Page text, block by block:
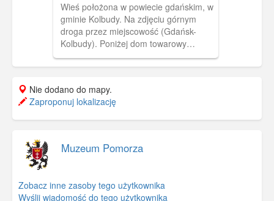
Wieś położona w powiecie gdańskim, w
gminie Kolbudy. Na zdjęciu górnym
droga przez miejscowość (Gdańsk-
Kolbudy). Poniżej dom towarowy
rodziny Lau. Na dole- budynek
lublewskiej szkoły.
Nie dodano do mapy.
Zaproponuj lokalizację
Muzeum Pomorza
Zobacz inne zasoby tego użytkownika
Wyślij wiadomość do tego użytkownika